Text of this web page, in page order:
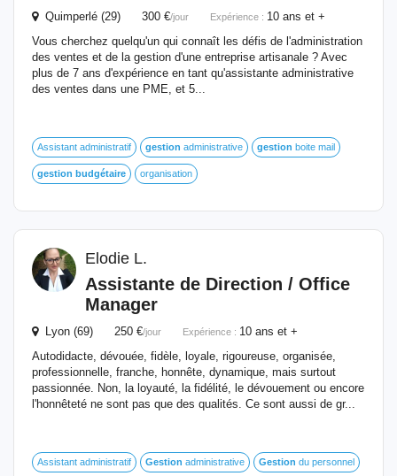
Quimperlé (29) 300 €/jour Expérience : 10 ans et +
Vous cherchez quelqu'un qui connaît les défis de l'administration
des ventes et de la gestion d'une entreprise artisanale ? Avec
plus de 7 ans d'expérience en tant qu'assistante administrative
des ventes dans une PME, et 5...
Assistant administratif gestion administrative gestion boite mail
gestion budgétaire organisation
Elodie L.
Assistante de Direction / Office
Manager
Lyon (69) 250 €/jour Expérience : 10 ans et +
Autodidacte, dévouée, fidèle, loyale, rigoureuse, organisée,
professionnelle, franche, honnête, dynamique, mais surtout
passionnée. Non, la loyauté, la fidélité, le dévouement ou encore
l'honnêteté ne sont pas que des qualités. Ce sont aussi de gr...
Assistant administratif Gestion administrative Gestion du personnel